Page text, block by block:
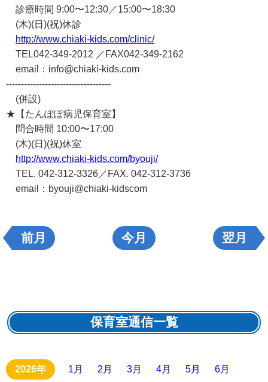
診療時間 9:00〜12:30／15:00〜18:30
(木)(日)(祝)休診
http://www.chiaki-kids.com/clinic/
TEL042-349-2012 ／FAX042-349-2162
email：info@chiaki-kids.com
-----------------------------------
(併設)
★【たんぽぽ病児保育室】
問合時間 10:00〜17:00
(木)(日)(祝)休室
http://www.chiaki-kids.com/byouji/
TEL. 042-312-3326／FAX. 042-312-3736
email：byouji@chiaki-kidscom
前月 今月 翌月
保育室通信一覧
1月 2月 3月 4月 5月 6月